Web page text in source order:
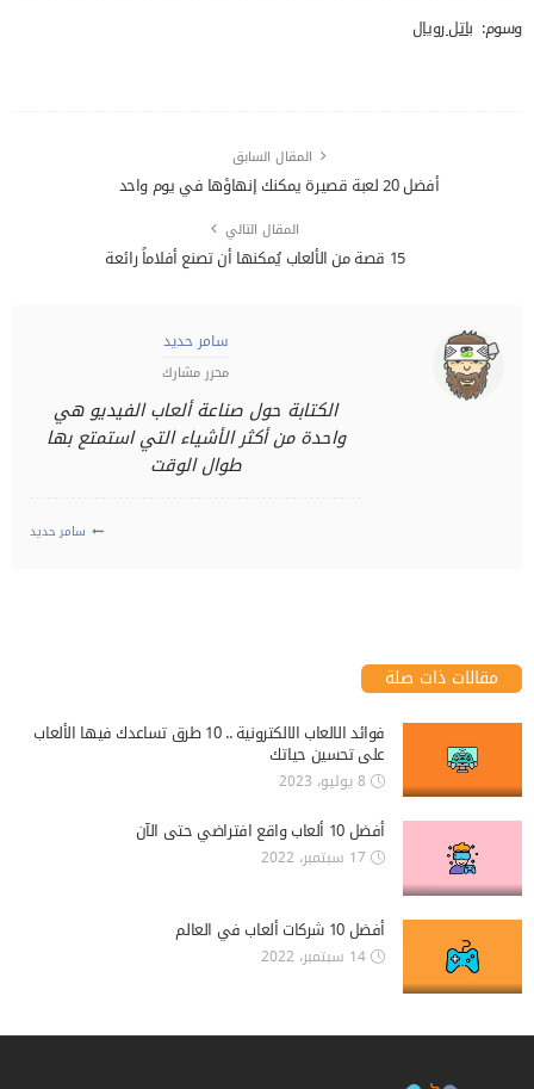
وسوم: باتل رويال
المقال السابق
أفضل 20 لعبة قصيرة يمكنك إنهاؤها في يوم واحد
المقال التالي
15 قصة من الألعاب يُمكنها أن تصنع أفلاماً رائعة
سامر حديد
محرر مشارك
الكتابة حول صناعة ألعاب الفيديو هي
واحدة من أكثر الأشياء التي استمتع بها
طوال الوقت
سامر حديد
مقالات ذات صلة
فوائد الالعاب الالكترونية .. 10 طرق تساعدك فيها الألعاب
على تحسين حياتك
8 يوليو، 2023
أفضل 10 ألعاب واقع افتراضي حتى الآن
17 سبتمبر، 2022
أفضل 10 شركات ألعاب في العالم
14 سبتمبر، 2022